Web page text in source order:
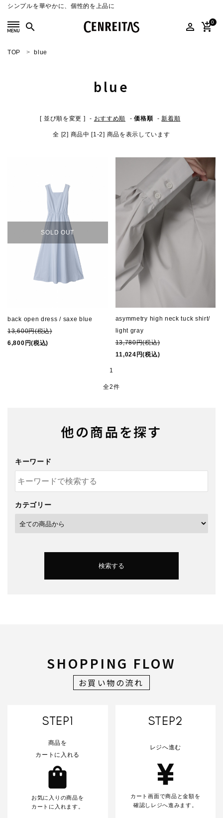
シンプルを華やかに、個性的を上品に
search person_outline 0
add_shopping_cart
person 新規会員登録
CATEGORY
INFORMATION
TOP blue
blue
[ 並び順を変更 ] - おすすめ順 -価格順 -新着順
全 [2] 商品中 [1-2] 商品を表示しています
SOLD OUT
back open dress / saxe blue
13,600円(税込)
6,800円(税込)
asymmetry high neck tuck shirt/
light gray
13,780円(税込)
11,024円(税込)
1
全2件
他の商品を探す
キーワード
カテゴリー
検索する
SHOPPING FLOW
お買い物の流れ
STEP1
商品を
カートに入れる
お気に入りの商品を
カートに入れます。
STEP2
レジへ進む
カート画面で商品と金額を
確認しレジへ進みます。